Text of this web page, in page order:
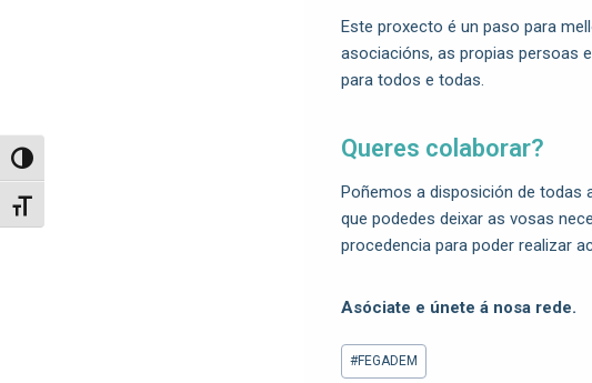
Toggle High Contrast
Toggle Font size
Este proxecto é un paso para
asociacións, as propias persoas
para todos e todas.
Queres colaborar?
Poñemos a disposición de todas
que podedes deixar as vosas
procedencia para poder realizar
Asóciate e únete á nosa rede.
#FEGADEM